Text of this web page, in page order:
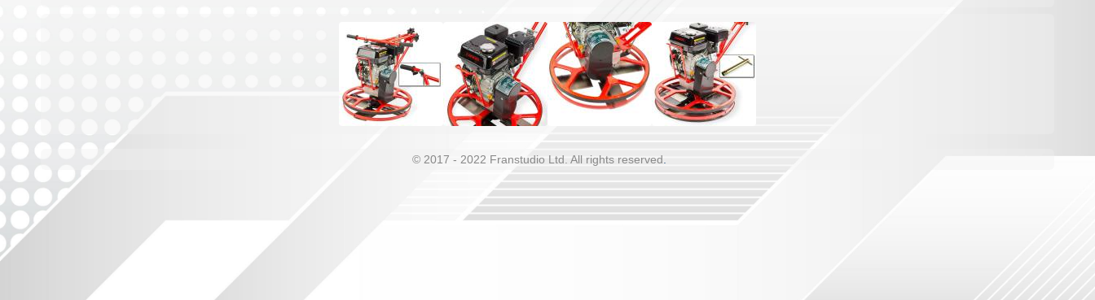
© 2017 - 2022 Franstudio Ltd. All rights reserved